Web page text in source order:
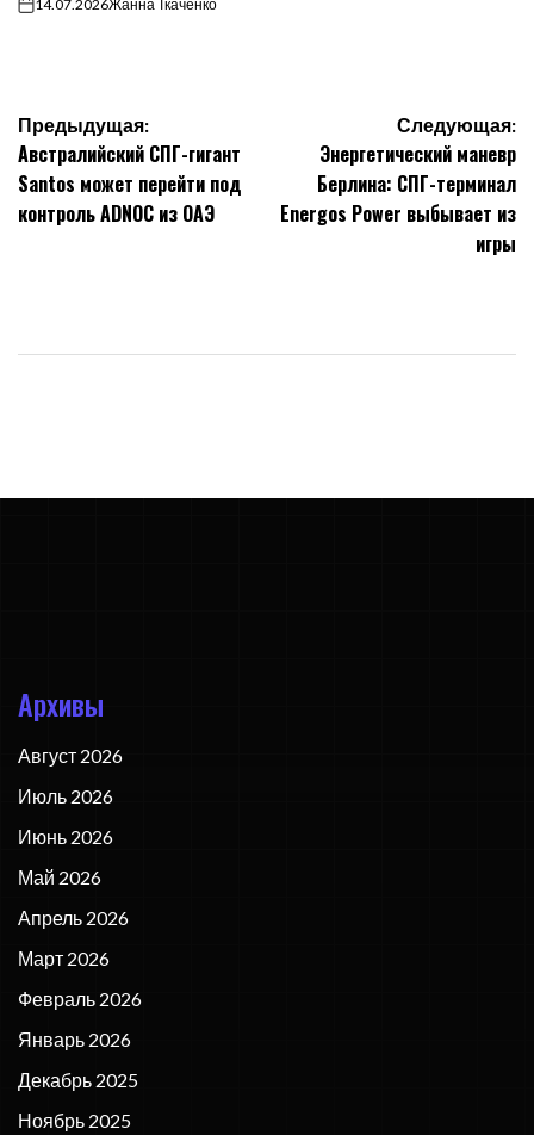
on14.07.2026Жанна Ткаченко
Навигация
по
записям
Предыдущая:
Австралийский СПГ-гигант
Santos может перейти под
контроль ADNOC из ОАЭ
Следующая:
Энергетический маневр
Берлина: СПГ-терминал
Energos Power выбывает из
игры
Архивы
Август 2026
Июль 2026
Июнь 2026
Май 2026
Апрель 2026
Март 2026
Февраль 2026
Январь 2026
Декабрь 2025
Ноябрь 2025